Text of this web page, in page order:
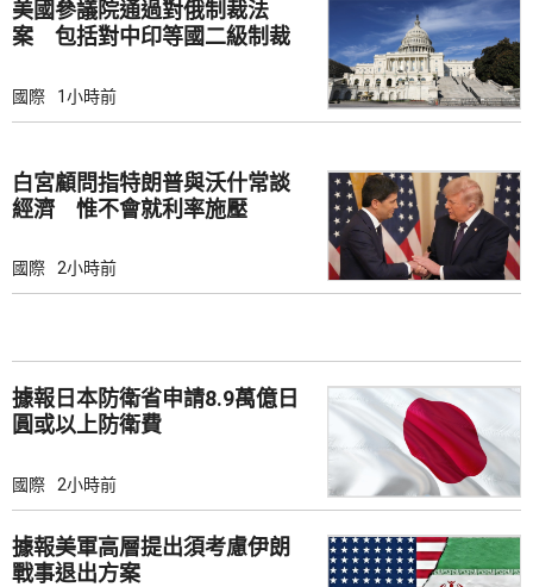
美國參議院通過對俄制裁法
案 包括對中印等國二級制裁
國際 1小時前
白宮顧問指特朗普與沃什常談
經濟 惟不會就利率施壓
國際 2小時前
據報日本防衛省申請8.9萬億日
圓或以上防衛費
國際 2小時前
據報美軍高層提出須考慮伊朗
戰事退出方案